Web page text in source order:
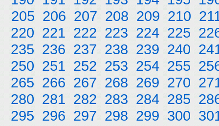
205 206 207 208 209 210
220 221 222 223 224 225
235 236 237 238 239 240
250 251 252 253 254 255
265 266 267 268 269 270
280 281 282 283 284 285
295 296 297 298 299 300